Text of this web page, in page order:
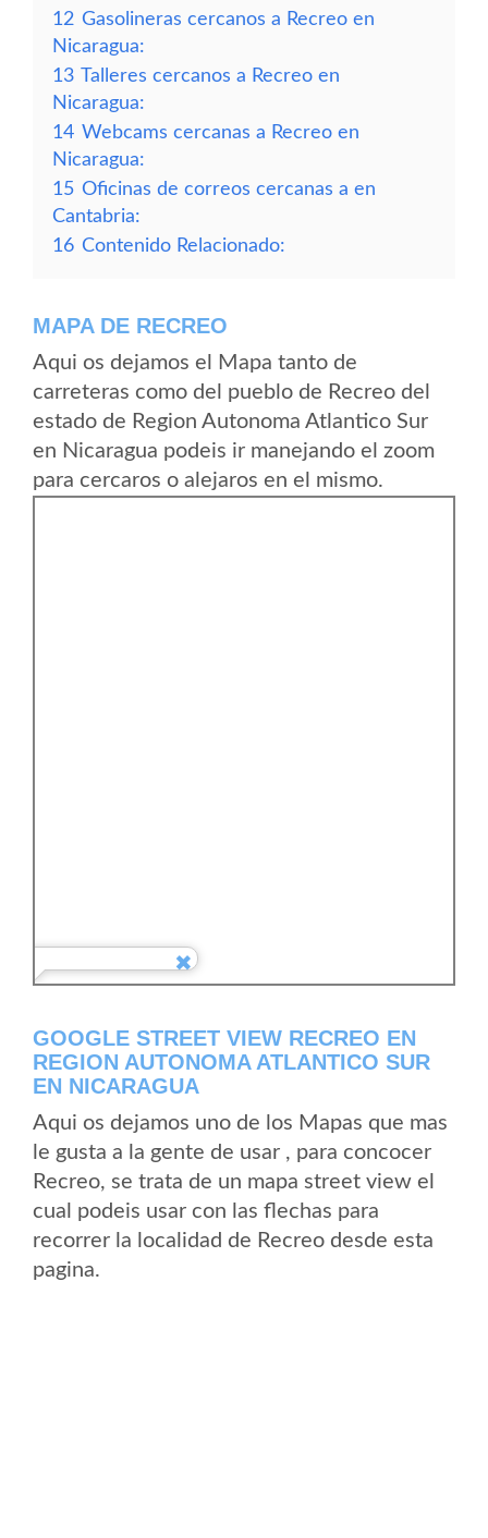
12 Gasolineras cercanos a Recreo en
Nicaragua:
13 Talleres cercanos a Recreo en
Nicaragua:
14 Webcams cercanas a Recreo en
Nicaragua:
15 Oficinas de correos cercanas a en
Cantabria:
16 Contenido Relacionado:
MAPA DE RECREO
Aqui os dejamos el Mapa tanto de
carreteras como del pueblo de Recreo del
estado de Region Autonoma Atlantico Sur
en Nicaragua podeis ir manejando el zoom
para cercaros o alejaros en el mismo.
GOOGLE STREET VIEW RECREO EN
REGION AUTONOMA ATLANTICO SUR
EN NICARAGUA
Aqui os dejamos uno de los Mapas que mas
le gusta a la gente de usar , para concocer
Recreo, se trata de un mapa street view el
cual podeis usar con las flechas para
recorrer la localidad de Recreo desde esta
pagina.